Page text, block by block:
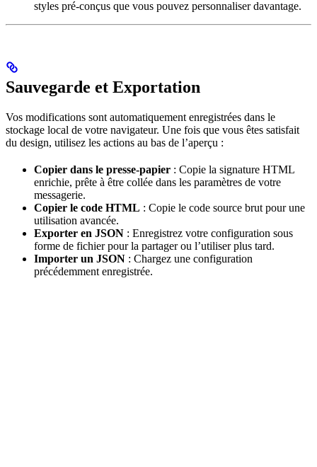
styles pré-conçus que vous pouvez personnaliser davantage.
Sauvegarde et Exportation
Vos modifications sont automatiquement enregistrées dans le
stockage local de votre navigateur. Une fois que vous êtes satisfait
du design, utilisez les actions au bas de l’aperçu :
Copier dans le presse-papier : Copie la signature HTML
enrichie, prête à être collée dans les paramètres de votre
messagerie.
Copier le code HTML : Copie le code source brut pour une
utilisation avancée.
Exporter en JSON : Enregistrez votre configuration sous
forme de fichier pour la partager ou l’utiliser plus tard.
Importer un JSON : Chargez une configuration
précédemment enregistrée.